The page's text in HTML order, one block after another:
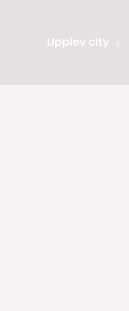
Upplev city